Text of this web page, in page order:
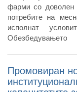
фарми со доволен
потребите на
исполнат
потребите на
количини и за
Промовиран